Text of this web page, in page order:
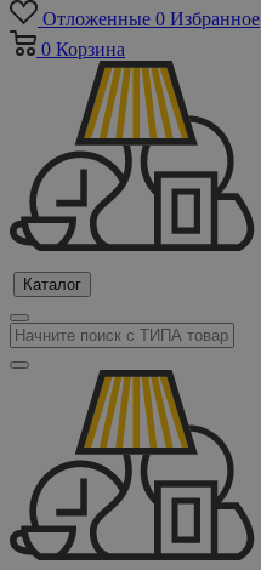
Отложенные 0 Избранное
0 Корзина
Каталог